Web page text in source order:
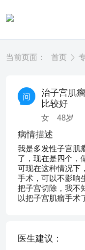
当前页面： 首页
治子宫肌
比较好
女 48岁
病情描述
我是多发性子宫肌
了，现在是四个，
可现在这种情况下
手术，可以不影响
把子宫切除，我不
以把子宫肌瘤手术
医生建议：